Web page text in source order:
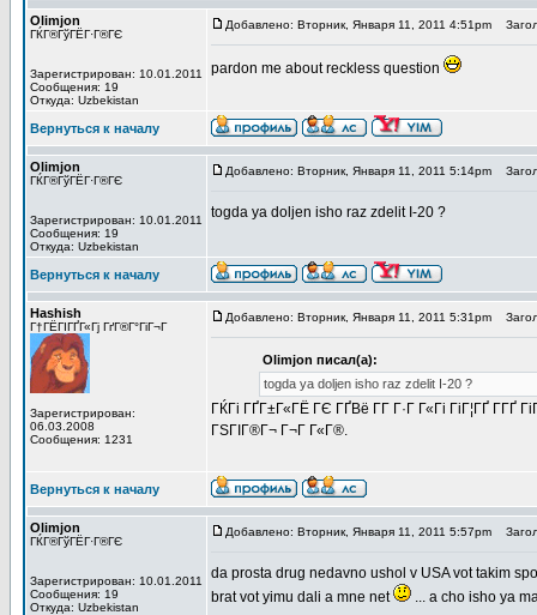
Olimjon
ГЌГ®ГўГЁГ·Г®ГЄ
Зарегистрирован: 10.01.2011
Сообщения: 19
Откуда: Uzbekistan
Добавлено: Вторник, Января 11, 2011 4:51pm
pardon me about reckless question
Вернуться к началу
Olimjon
ГЌГ®ГўГЁГ·Г®ГЄ
Зарегистрирован: 10.01.2011
Сообщения: 19
Откуда: Uzbekistan
Добавлено: Вторник, Января 11, 2011 5:14pm
togda ya doljen isho raz zdelit I-20 ?
Вернуться к началу
Hashish
Г†ГЁГІГҐГ«Гј ГґГ®Г°ГіГ¬Г
Зарегистрирован:
06.03.2008
Сообщения: 1231
Добавлено: Вторник, Января 11, 2011 5:31pm
Olimjon писал(а):
togda ya doljen isho raz zdelit I-20 ?
ГЌГі ГҐГ±Г«ГЁ ГЄ ГҐВё Г­Г Г·Г Г«Гі ГіГ¦ГҐ
ГЅГІГ®Г¬ Г¬Г Г«Г®.
Вернуться к началу
Olimjon
ГЌГ®ГўГЁГ·Г®ГЄ
Зарегистрирован: 10.01.2011
Сообщения: 19
Откуда: Uzbekistan
Добавлено: Вторник, Января 11, 2011 5:57pm
da prosta drug nedavno ushol v USA vot takim
brat vot yimu dali a mne net
... a cho isho ya